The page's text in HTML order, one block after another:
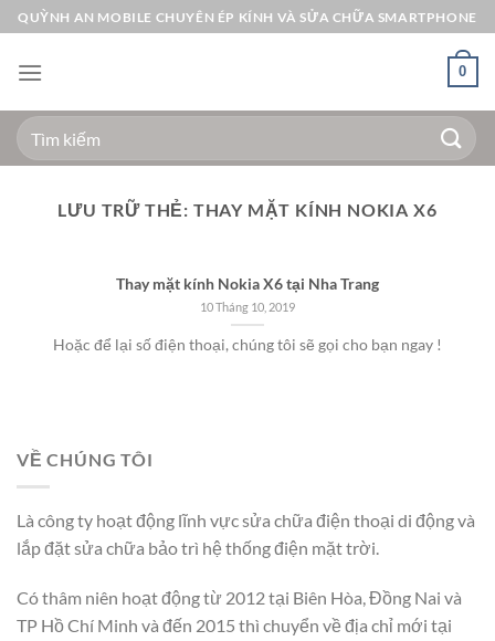
Bỏ
qua
nội
QUỲNH AN MOBILE CHUYÊN ÉP KÍNH VÀ SỬA CHỮA SMARTPHONE
0
Tìm
kiếm:
LƯU TRỮ THẺ: THAY MẶT KÍNH NOKIA X6
Thay mặt kính Nokia X6 tại Nha Trang
10 Tháng 10, 2019
Hoặc để lại số điện thoại, chúng tôi sẽ gọi cho bạn ngay !
VỀ CHÚNG TÔI
Là công ty hoạt động lĩnh vực sửa chữa điện thoại di động và
lắp đặt sửa chữa bảo trì hệ thống điện mặt trời.
Có thâm niên hoạt động từ 2012 tại Biên Hòa, Đồng Nai và
TP Hồ Chí Minh và đến 2015 thì chuyển về địa chỉ mới tại